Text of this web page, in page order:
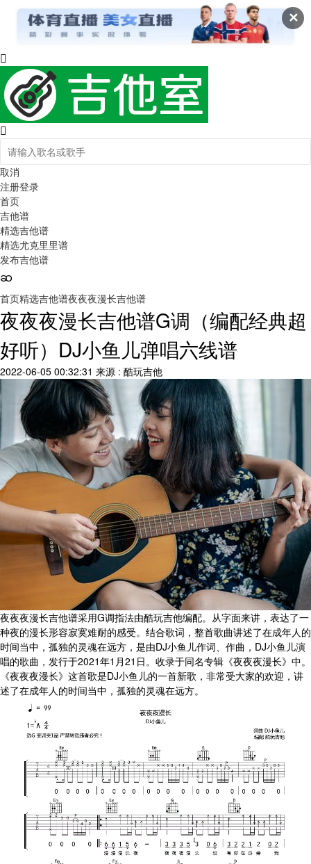
✕
取消
注册登录
首页
吉他谱
精选吉他谱
精选尤克里里谱
发布吉他谱
首页精选吉他谱夜夜夜漫长吉他谱
夜夜夜漫长吉他谱G调（编配经典超
好听）DJ小鱼儿弹唱六线谱
2022-06-05 00:32:31 来源 : 酷玩吉他
夜夜夜漫长吉他谱采用G调指法由酷玩吉他编配。从字面来讲，表达了一
种夜的漫长形容寂寞难耐的感受。结合歌词，整首歌曲讲述了在成年人的
时间当中，孤独的灵魂在远方，是由DJ小鱼儿作词、作曲，DJ小鱼儿演
唱的歌曲，发行于2021年1月21日。收录于同名专辑《夜夜夜漫长》中。
《夜夜夜漫长》这首歌是DJ小鱼儿的一首新歌，非常受大家的欢迎，讲
述了在成年人的时间当中，孤独的灵魂在远方。